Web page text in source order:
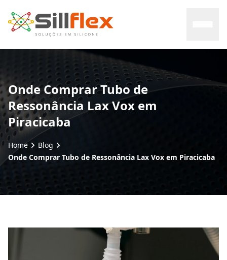
Home
Sobre nós
Contato
Onde Comprar Tubo de
Ressonância Lax Vox em
Piracicaba
Home
Blog
Onde Comprar Tubo de Ressonância Lax Vox em Piracicaba